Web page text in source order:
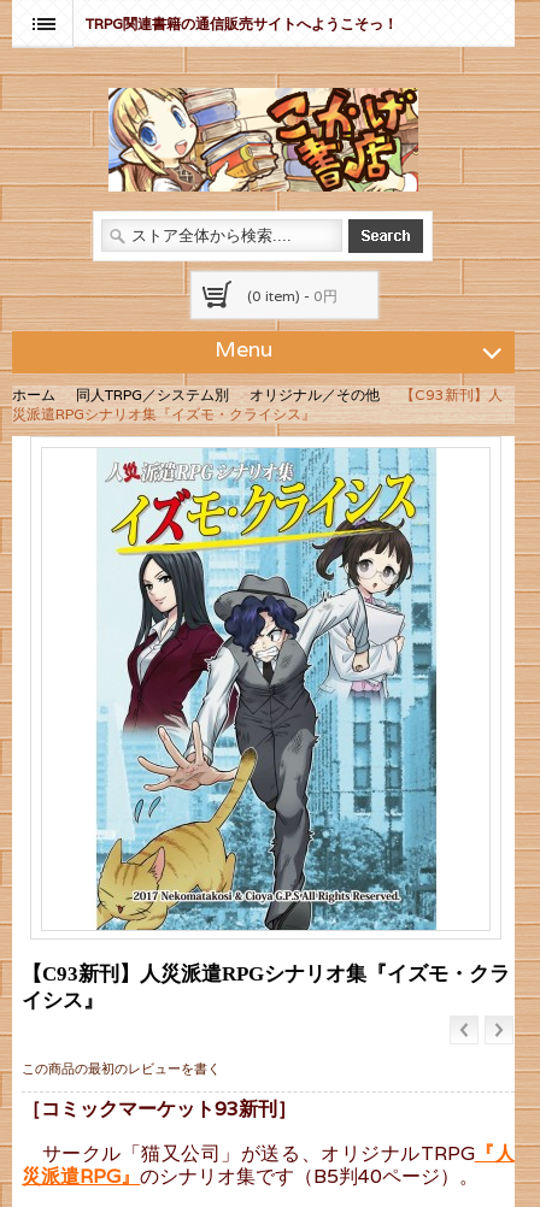
TRPG関連書籍の通信販売サイトへようこそっ！
(0 item) - 0円
Menu
ホーム 同人TRPG／システム別 オリジナル／その他
【C93新刊】人
災派遣RPGシナリオ集『イズモ・クライシス』
【C93新刊】人災派遣RPGシナリオ集『イズモ・クラ
イシス』
この商品の最初のレビューを書く
［コミックマーケット93新刊］
サークル「猫又公司」が送る、オリジナルTRPG『人
災派遣RPG』のシナリオ集です（B5判40ページ）。